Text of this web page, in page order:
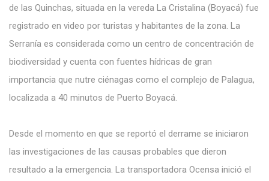
de las Quinchas, situada en la vereda La Cristalina (Boyacá) fue
registrado en video por turistas y habitantes de la zona. La
Serranía es considerada como un centro de concentración de
biodiversidad y cuenta con fuentes hídricas de gran
importancia que nutre ciénagas como el complejo de Palagua,
localizada a 40 minutos de Puerto Boyacá.
Desde el momento en que se reportó el derrame se iniciaron
las investigaciones de las causas probables que dieron
resultado a la emergencia. La transportadora Ocensa inició el